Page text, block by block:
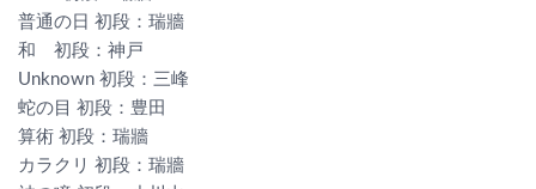
普通の日 初段：瑞牆
和 初段：神戸
Unknown 初段：三峰
蛇の目 初段：豊田
算術 初段：瑞牆
カラクリ 初段：瑞牆